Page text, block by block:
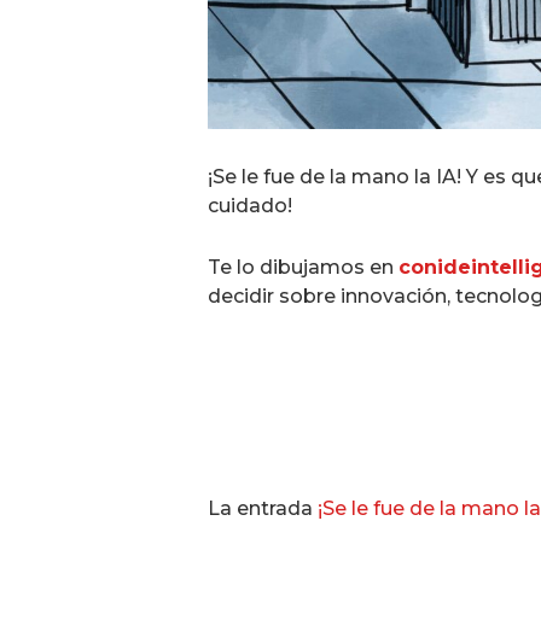
¡Se le fue de la mano la IA! Y es
cuidado!
Te lo dibujamos en
decidir sobre innovación,
La entrada ¡Se le fue de la mano